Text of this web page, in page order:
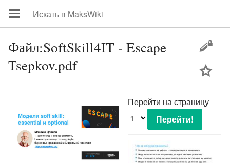
Файл:SoftSkill4IT - Escape
Tsepkov.pdf
Перейти на страницу